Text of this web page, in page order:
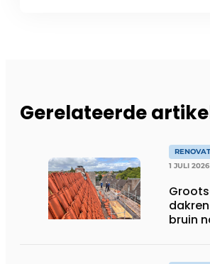
Gerelateerde
1 JULI 2026
bruin